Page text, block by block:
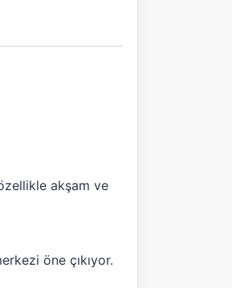
akşam ve
öne çıkıyor.